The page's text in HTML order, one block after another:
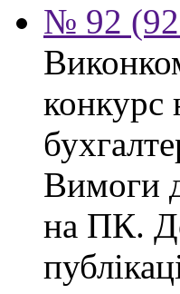
№ 92
конкурс
Вимоги
на ПК.